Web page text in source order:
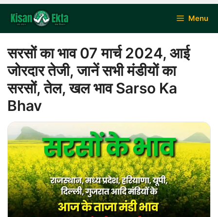
content
Menu
सरसों का भाव 07 मार्च 2024, आई
जोरदार तेजी, जानें सभी मंडीयों का
सरसों, तेल, खल भाव Sarso Ka
Bhav